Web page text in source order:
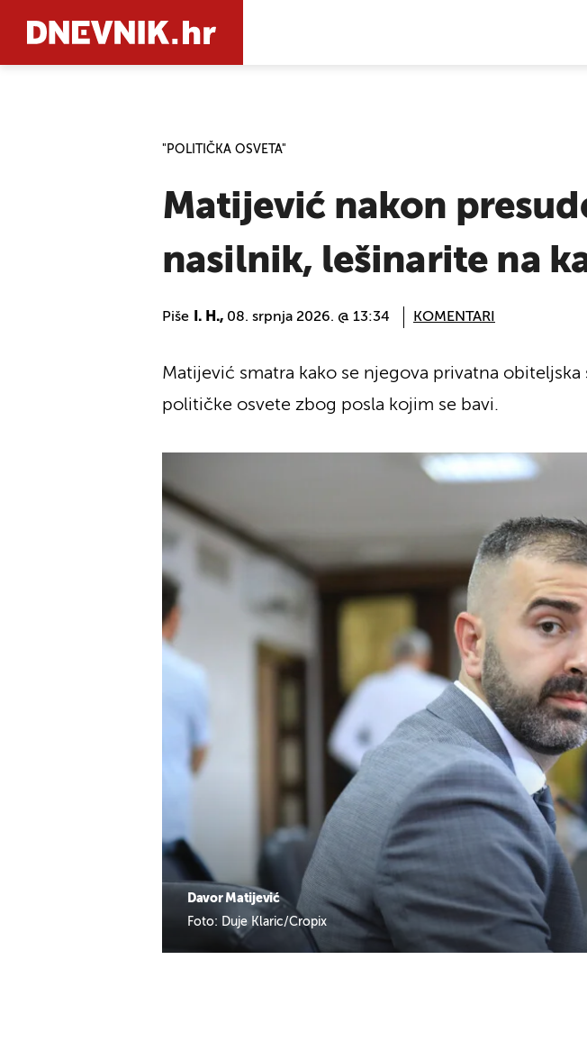
"POLITIČKA OSVETA"
Matijević nakon
nasilnik, lešinarite na
Piše I. H., 08. srpnja 2026. @ 13:34 KOMENTARI
Davor Matijević
Foto: Duje Klaric/Cropix
Matijević smatra kako se njegova privatna
političke osvete zbog posla kojim se bavi.